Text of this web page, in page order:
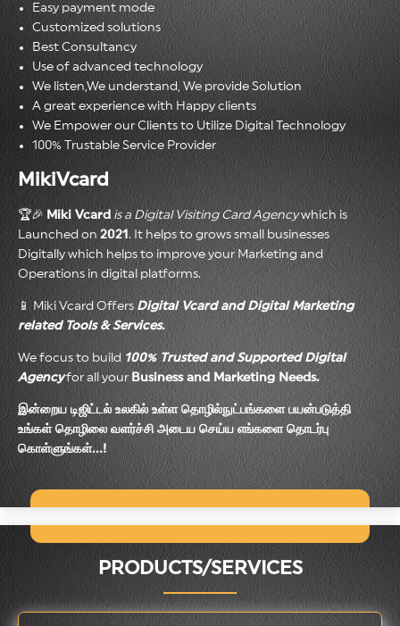
Easy payment mode
Customized solutions
Best Consultancy
Use of advanced technology
We listen,We understand, We provide Solution
A great experience with Happy clients
We Empower our Clients to Utilize Digital Technology
100% Trustable Service Provider
MikiVcard
🏆🎉 Miki Vcard is a Digital Visiting Card Agencywhich is
Launched on2021 . It helps to grows small businesses
Digitally which helps to improve your Marketing and
Operations in digital platforms.
📱 Miki Vcard OffersDigital Vcard and Digital Marketing
related Tools & Services.
We focus to build100% Trusted and Supported Digital
Agencyfor all your Business and Marketing Needs.
இன்றைய டிஜிட்டல் உலகில் உள்ள தொழில்நுட்பங்களை பயன்படுத்தி
உங்கள் தொழிலை வளர்ச்சி அடைய செய்ய எங்களை தொடர்பு
கொள்ளுங்கள்…!
PRODUCTS/SERVICES